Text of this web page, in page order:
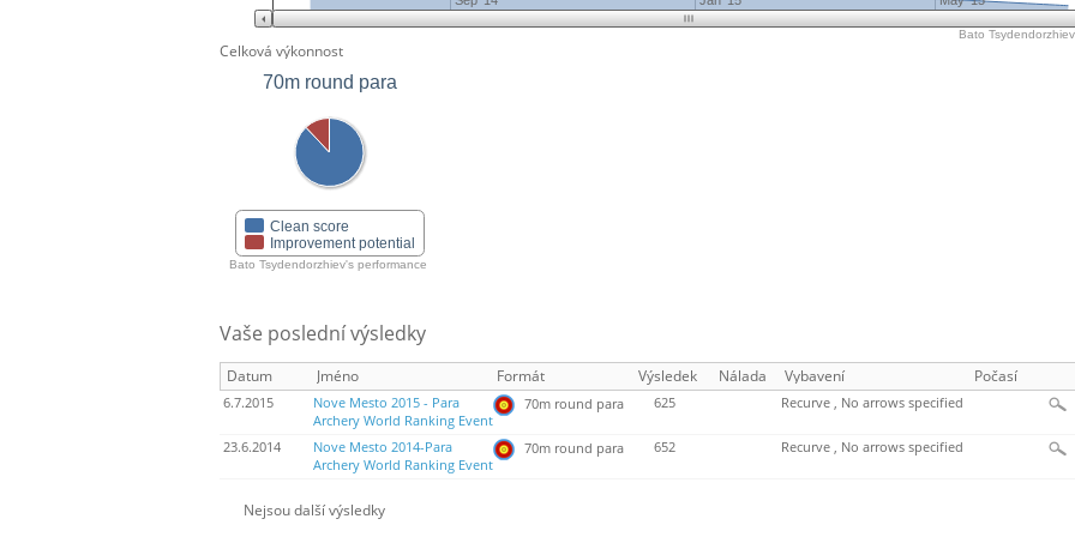
Bato
Celková výkonnost
70m round para
Clean score
Improvement potential
Bato Tsydendorzhiev's performance
Vaše poslední výsledky
Datum Jméno Formát Výsledek Nálada Vybavení Počasí
6.7.2015
Nove Mesto 2015 - Para
Archery World Ranking Event
70m round para 625 Recurve , No arrows specified
23.6.2014
Nove Mesto 2014-Para
Archery World Ranking Event
70m round para 652 Recurve , No arrows specified
Nejsou další výsledky